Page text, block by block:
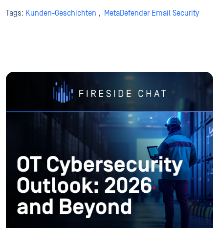
Tags: Kunden-Geschichten , MetaDefender Email Security